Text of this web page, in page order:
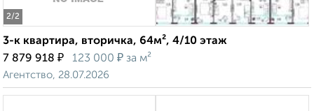
2/2
3-к квартира, вторичка, 64м², 4/10 этаж
7 879 918 ₽ 123 000 ₽ за м²
Агентство, 28.07.2026